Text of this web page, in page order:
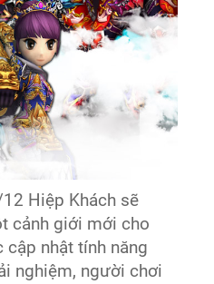
Hiệp Khách sẽ
cảnh giới mới cho
nhật tính năng
nghiệm, người chơi